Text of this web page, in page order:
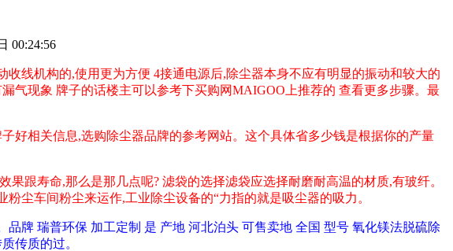
00:24:56
线机构的,使用更为方便 4接通电源后,除尘器本身不应有明显的振动和较大的
气现象 牌子的话楼主可以参考下买购网MAIGOO上推荐的 查看更多步骤。最
好相关信息,选购除尘器品牌的参考网站。这个具体省多少钱是根据你的产量
跟寿命,那么是那几点呢? 滤袋的选择滤袋应选择耐磨耐高温的材质,有玻纤。
尘车间粉尘来运作,工业除尘设备的“力指的就是吸尘器的吸力。
瑞普环保 加工定制 是 产地 河北泊头 可售卖地 全国 型号 氧化镁法脱硫除
传质的过。